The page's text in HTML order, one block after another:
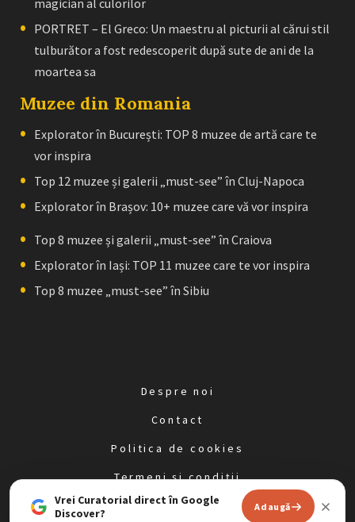
PORTRET – El Greco: Un maestru al picturii al cărui stil
tulburător a fost redescoperit după sute de ani de la
moartea sa
Muzee din Romania
Explorator în București: TOP 8 muzee de artă care te
vor inspira
Top 12 muzee și galerii „must-see” în Cluj-Napoca
Explorator în Brașov: 10+ muzee care vă vor inspira
Top 8 muzee și galerii „must-see” în Craiova
Explorator în Iași: TOP 11 muzee care te vor inspira
Top 8 muzee „must-see” în Sibiu
Despre noi
Contact
Politica de cookies
Termeni și condiții
Politica de confidențialitate
Vrei Curatorial direct în Google
Discover?
Adaugă